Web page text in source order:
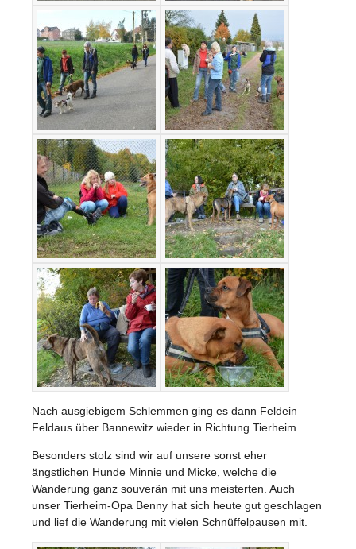
Nach ausgiebigem Schlemmen ging es dann Feldein –
Feldaus über Bannewitz wieder in Richtung Tierheim.
Besonders stolz sind wir auf unsere sonst eher
ängstlichen Hunde Minnie und Micke, welche die
Wanderung ganz souverän mit uns meisterten. Auch
unser Tierheim-Opa Benny hat sich heute gut geschlagen
und lief die Wanderung mit vielen Schnüffelpausen mit.